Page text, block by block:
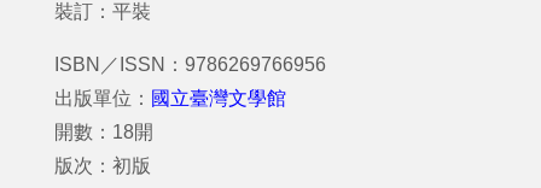
裝訂：平裝
ISBN／ISSN：9786269766956
出版單位： 國立臺灣文學館
開數：18開
版次：初版